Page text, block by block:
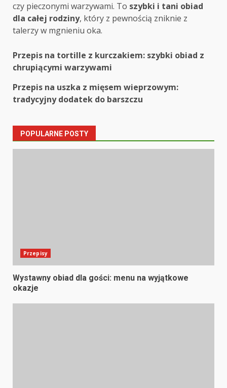
czy pieczonymi warzywami. To szybki i tani obiad
dla całej rodziny, który z pewnością zniknie z
talerzy w mgnieniu oka.
Post
navigation
Przepis na tortille z kurczakiem: szybki obiad z
chrupiącymi warzywami
Przepis na uszka z mięsem wieprzowym:
tradycyjny dodatek do barszczu
POPULARNE POSTY
Przepisy
Wystawny obiad dla gości: menu na wyjątkowe
okazje